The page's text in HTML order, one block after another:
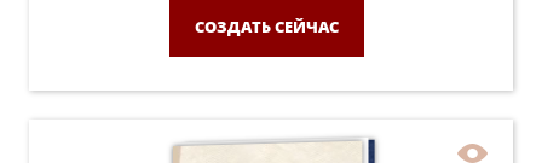
СОЗДАТЬ СЕЙЧАС